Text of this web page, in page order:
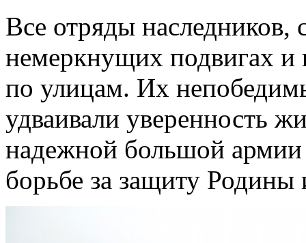
Все отряды
немеркнущих подвигах и
по улицам. Их
удваивали уверенность
надежной большой
борьбе за защиту